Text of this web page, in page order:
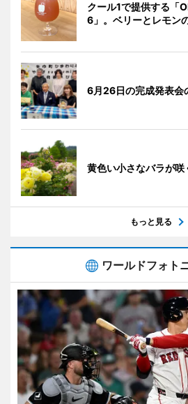
クール1で提供する「
6」。ベリーとレモン
6月26日の完成発表会
黄色い小さなバラが咲
もっと見る
ワールドフォト